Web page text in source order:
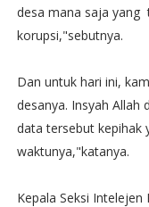
desa mana saja yang
korupsi,"sebutnya.
Dan untuk hari ini,
desanya. Insyah Allah
data tersebut kepihak
waktunya,"katanya.
Kepala Seksi